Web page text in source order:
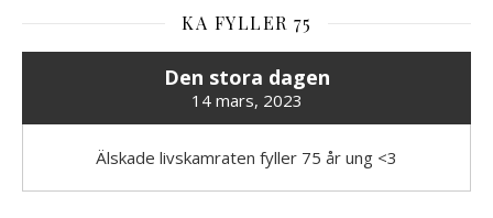
KA FYLLER 75
Den stora dagen
14 mars, 2023
Älskade livskamraten fyller 75 år ung <3